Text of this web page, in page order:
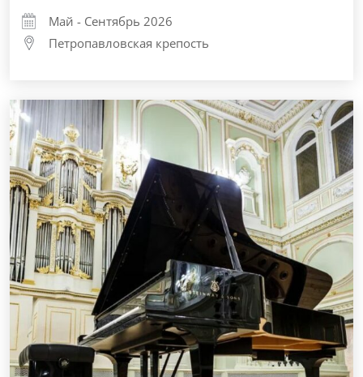
Май - Сентябрь 2026
Петропавловская крепость